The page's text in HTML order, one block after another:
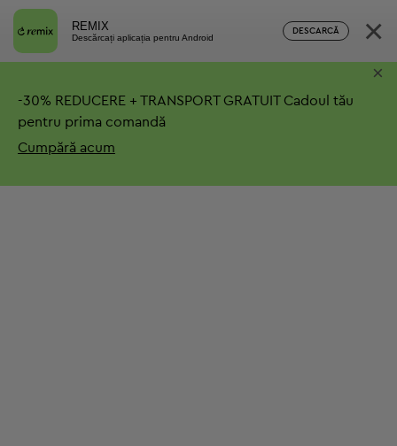
REMIX
Descărcați aplicația pentru Android
DESCARCĂ ×
-30% REDUCERE + TRANSPORT GRATUITCadoul tău
pentru prima comandă
Cumpără acum
×